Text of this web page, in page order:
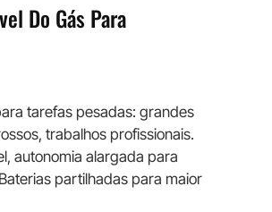
Do Gás Para
tarefas pesadas: grandes
trabalhos profissionais.
autonomia alargada para
partilhadas para maior